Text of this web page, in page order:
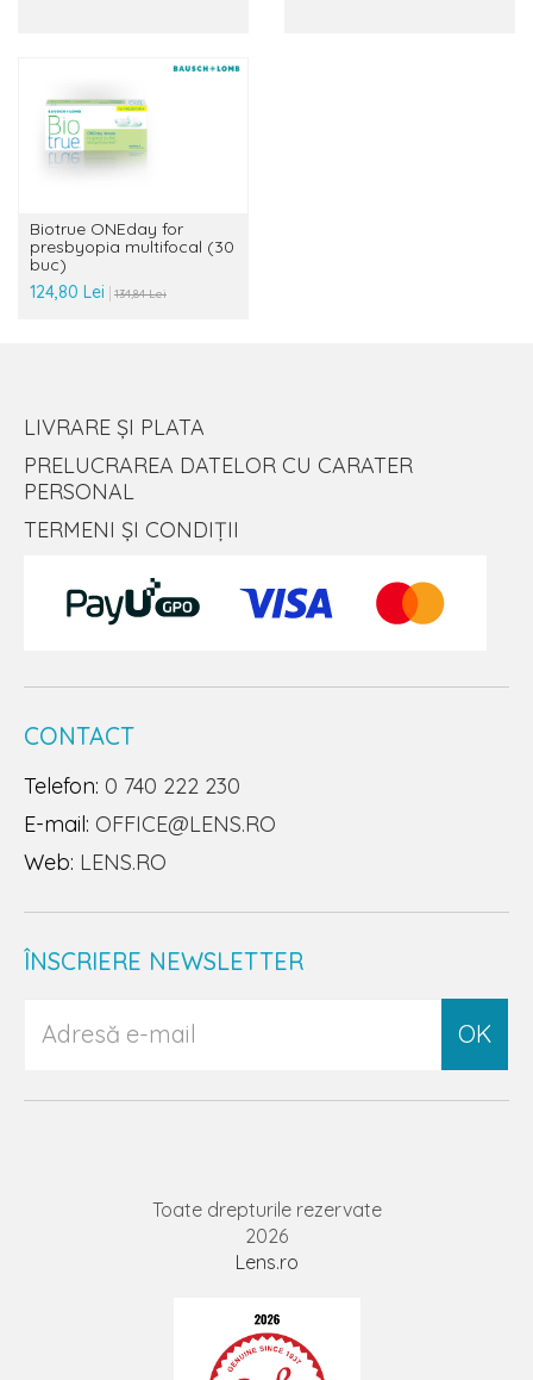
Biotrue ONEday for
presbyopia multifocal (30
buc)
124,80 Lei
134,84 Lei
LIVRARE ȘI PLATA
PRELUCRAREA DATELOR CU CARATER
PERSONAL
TERMENI ȘI CONDIȚII
CONTACT
Telefon: 0 740 222 230
E-mail: OFFICE@LENS.RO
Web: LENS.RO
ÎNSCRIERE NEWSLETTER
OK
Toate drepturile rezervate
2026
Lens.ro